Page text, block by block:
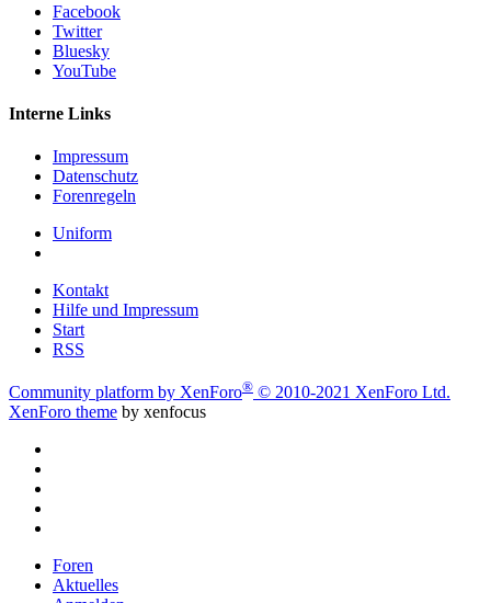
Facebook
Twitter
Bluesky
YouTube
Interne Links
Impressum
Datenschutz
Forenregeln
Uniform
Kontakt
Hilfe und Impressum
Start
RSS
Community platform by XenForo® © 2010-2021 XenForo Ltd.
XenForo theme by xenfocus
Foren
Aktuelles